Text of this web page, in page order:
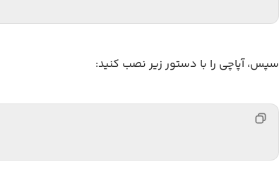
سپس، آپاچی را با دستور زیر نصب کنید: